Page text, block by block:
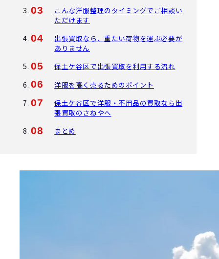
こんな洋服整理のタイミングでご相談い
ただけます
出張買取なら、重たい荷物を運ぶ必要が
ありません
保土ケ谷区で出張買取を利用する流れ
洋服を高く売るためのポイント
保土ケ谷区で洋服・不用品の買取なら出
張買取のさねやへ
まとめ